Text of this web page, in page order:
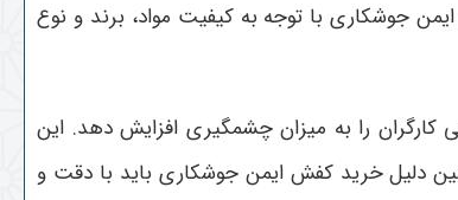
جوشکاری با توجه به کیفیت مواد، برند و نوع
را به میزان چشمگیری افزایش دهد. این
دلیل خرید کفش ایمن جوشکاری باید با دقت و